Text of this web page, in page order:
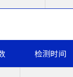
检测时间